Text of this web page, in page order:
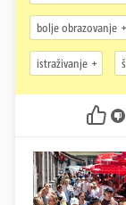
bolje obrazovanje
istraživanje